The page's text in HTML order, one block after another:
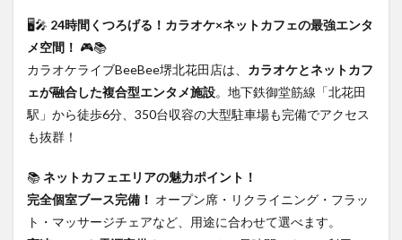
🖥️🎤 24時間くつろげる！カラオケ×ネットカフェの最強エンタ
メ空間！ 🎮📚
カラオケライブBeeBee堺北花田店は、 カラオケとネットカフ
ェが融合した複合型エンタメ施設。地下鉄御堂筋線「北花田
駅」から徒歩6分、350台収容の大型駐車場も完備でアクセス
も抜群！
📚ネットカフェエリアの魅力ポイント！
完全個室ブース完備！ オープン席・リクライニング・フラッ
ト・マッサージチェアなど、用途に合わせて選べます。